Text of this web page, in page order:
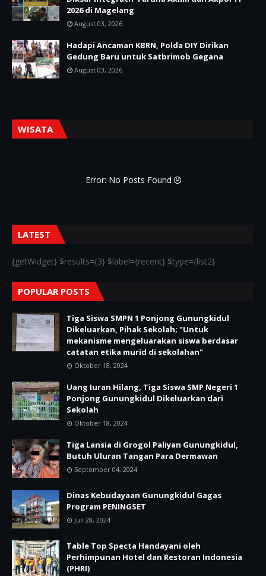
2026 di Magelang
August 03, 2026
Hadapi Ancaman KBRN, Polda DIY Dirikan
Gedung Baru untuk Satbrimob Gegana
August 03, 2026
WISATA
Error: No Posts Found
LATEST
{getWidget} $results={3} $label={recent} $type={list2}
POPULAR POSTS
Tiga Siswa SMPN 1 Ponjong Gunungkidul
Dikeluarkan, Pihak Sekolah; "Untuk
mekanisme mengeluarakan siswa berdasar
catatan etika murid di sekolahan"
Oktober 18, 2024
Uang Iuran Hilang, Tiga Siswa SMP Negeri 1
Ponjong Gunungkidul Dikeluarkan dari
Sekolah
Oktober 18, 2024
Tiga Lansia di Grogol Paliyan Gunungkidul,
Butuh Uluran Tangan Para Dermawan
September 04, 2024
Dinas Kebudayaan Gunungkidul Gagas
Program PENINGSET
Juli 28, 2024
Table Top Specta Handayani oleh
Perhimpunan Hotel dan Restoran Indonesia
(PHRI)